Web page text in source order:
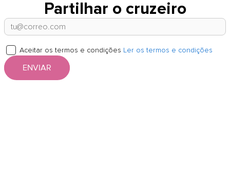
Partilhar o cruzeiro
Aceitar os termos e condições Ler os termos e condições
ENVIAR